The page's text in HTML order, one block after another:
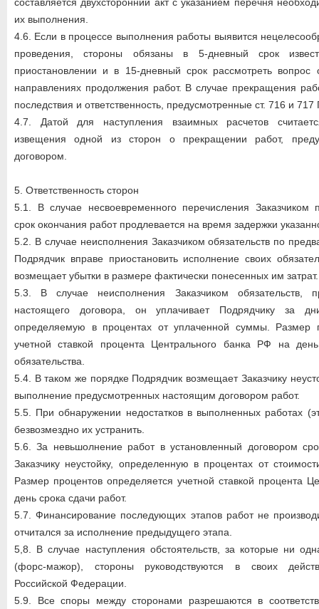
их выполнения.
4.6. Если в процессе выполнения работы выявится
проведения, стороны обязаны в 5-дневный срок
приостановлении и в 15-дневный срок рассмотреть вопрос
направлениях продолжения работ. В случае прекращения
последствия и ответственность, предусмотренные ст. 716 и
4.7. Датой для наступления взаимных расчетов
извещения одной из сторон о прекращении работ,
договором.
5. Ответственность сторон
5.1. В случае несвоевременного перечисления Заказчиком
срок окончания работ продлевается на время задержки
5.2. В случае неисполнения Заказчиком обязательств по
Подрядчик вправе приостановить исполнение своих
возмещает убытки в размере фактически понесенных им затрат.
5.3. В случае неисполнения Заказчиком обязательств,
настоящего договора, он уплачивает Подрядчику за
определяемую в процентах от уплаченной суммы. Размер
учетной ставкой процента Центрального банка РФ на
обязательства.
5.4. В таком же порядке Подрядчик возмещает Заказчику
выполнение предусмотренных настоящим договором работ.
5.5. При обнаружении недостатков в выполненных работах
безвозмездно их устранить.
5.6. За невьшолнение работ в установленный договором
Заказчику неустойку, определенную в процентах от
Размер процентов определяется учетной ставкой процента
день срока сдачи работ.
5.7. Финансирование последующих этапов работ не
отчитался за исполнение предыдущего этапа.
5,8. В случае наступления обстоятельств, за которые ни
(форс-мажор), стороны руководствуются в своих
Российской Федерации.
5.9. Все споры между сторонами разрешаются в